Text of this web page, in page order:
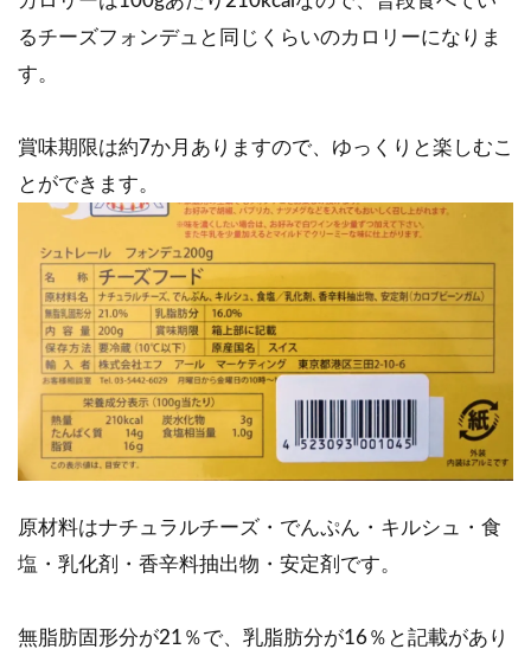
るチーズフォンデュと同じくらいのカロリーになりま
す。
賞味期限は約7か月ありますので、ゆっくりと楽しむこ
とができます。
原材料はナチュラルチーズ・でんぷん・キルシュ・食
塩・乳化剤・香辛料抽出物・安定剤です。
無脂肪固形分が21％で、乳脂肪分が16％と記載があり